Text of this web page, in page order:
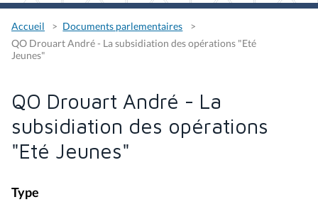
Accueil
Documents parlementaires
QO Drouart André - La subsidiation des opérations "Eté
Jeunes"
QO Drouart André - La
subsidiation des opérations
"Eté Jeunes"
Type